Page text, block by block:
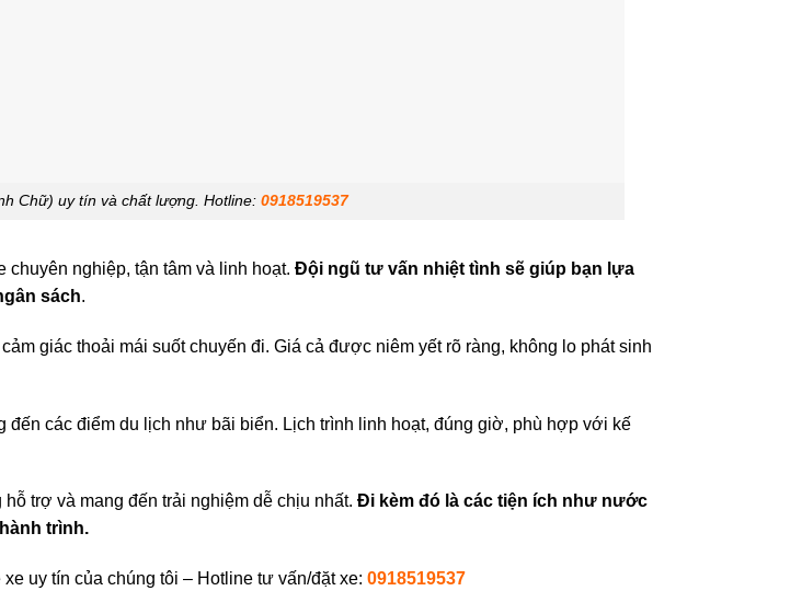
Chữ) uy tín và chất lượng. Hotline: 0918519537
nghiệp, tận tâm và linh hoạt. Đội ngũ tư vấn nhiệt tình sẽ giúp bạn lựa
sách.
giác thoải mái suốt chuyến đi. Giá cả được niêm yết rõ ràng, không lo phát sinh
đến các điểm du lịch như bãi biển. Lịch trình linh hoạt, đúng giờ, phù hợp với kế
trợ và mang đến trải nghiệm dễ chịu nhất. Đi kèm đó là các tiện ích như nước
trình.
uy tín của chúng tôi – Hotline tư vấn/đặt xe: 0918519537